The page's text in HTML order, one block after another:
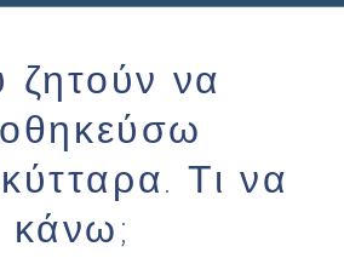
ζητούν να
Τι να
κάνω;